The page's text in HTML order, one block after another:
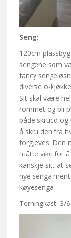
Seng:
120cm
sengene som
fancy
diverse o-
Sit skal være
rommet og bli
både skrudd og
å skru den fra
forgjeves. Den
måtte vike for å
kanskje sitt at
nye senga
køyesenga.
Terningkast: 3/6